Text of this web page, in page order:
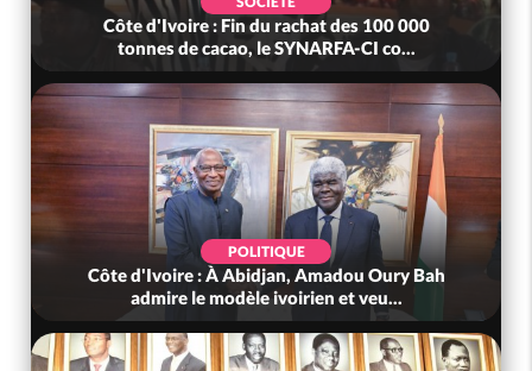
Côte d'Ivoire : Fin du rachat des 100 000
tonnes de cacao, le SYNARFA-CI co...
POLITIQUE
Côte d'Ivoire : À Abidjan, Amadou Oury Bah
admire le modèle ivoirien et veu...